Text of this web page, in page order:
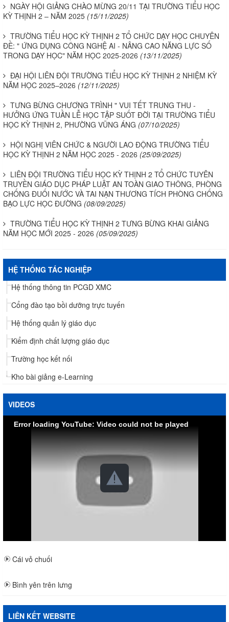
NGÀY HỘI GIẢNG CHÀO MỪNG 20/11 TẠI TRƯỜNG TIỂU HỌC
KỲ THỊNH 2 – NĂM 2025 (15/11/2025)
TRƯỜNG TIỂU HỌC KỲ THỊNH 2 TỔ CHỨC DẠY HỌC CHUYÊN
ĐỀ: " ỨNG DỤNG CÔNG NGHỆ AI - NÂNG CAO NĂNG LỰC SỐ
TRONG DẠY HỌC" NĂM HỌC 2025-2026 (13/11/2025)
ĐẠI HỘI LIÊN ĐỘI TRƯỜNG TIỂU HỌC KỲ THỊNH 2 NHIỆM KỲ
NĂM HỌC 2025–2026 (12/11/2025)
TƯNG BỪNG CHƯƠNG TRÌNH " VUI TẾT TRUNG THU -
HƯỞNG ỨNG TUẦN LỄ HỌC TẬP SUỐT ĐỜI TẠI TRƯỜNG TIỂU
HỌC KỲ THỊNH 2, PHƯỜNG VŨNG ÁNG (07/10/2025)
HỘI NGHỊ VIÊN CHỨC & NGƯỜI LAO ĐỘNG TRƯỜNG TIỂU
HỌC KỲ THỊNH 2 NĂM HỌC 2025 - 2026 (25/09/2025)
LIÊN ĐỘI TRƯỜNG TIỂU HỌC KỲ THỊNH 2 TỔ CHỨC TUYÊN
TRUYỀN GIÁO DỤC PHÁP LUẬT AN TOÀN GIAO THÔNG, PHÒNG
CHỐNG ĐUỐI NƯỚC VÀ TAI NẠN THƯƠNG TÍCH PHÒNG CHỐNG
BẠO LỰC HỌC ĐƯỜNG (08/09/2025)
TRƯỜNG TIỂU HỌC KỲ THỊNH 2 TƯNG BỪNG KHAI GIẢNG
NĂM HỌC MỚI 2025 - 2026 (05/09/2025)
HỆ THỐNG TÁC NGHIỆP
Hệ thống thông tin PCGD XMC
Cổng đào tạo bồi dưỡng trực tuyến
Hệ thống quản lý giáo dục
Kiểm định chất lượng giáo dục
Trường học kết nối
Kho bài giảng e-Learning
VIDEOS
Error loading YouTube: Video could not be played
Cái vỏ chuối
Bình yên trên lưng
LIÊN KẾT WEBSITE